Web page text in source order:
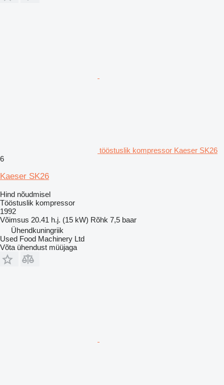
tööstuslik kompressor Kaeser SK26
6
Kaeser SK26
Hind nõudmisel
Tööstuslik kompressor
1992
Võimsus 20.41 h.j. (15 kW) Rõhk 7,5 baar
Ühendkuningriik
Used Food Machinery Ltd
Võta ühendust müüjaga